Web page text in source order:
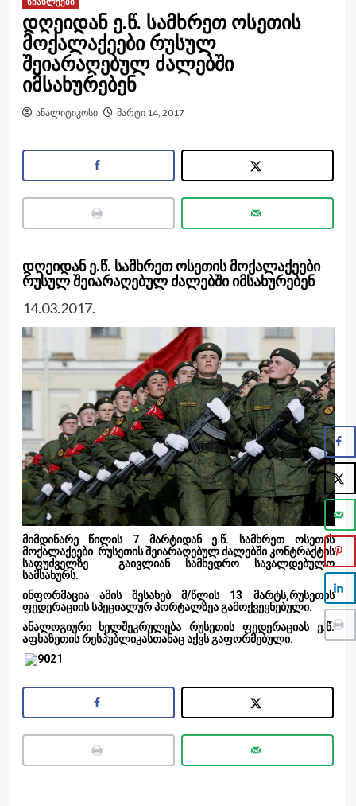
დღეიდან ე.წ. სამხრეთ ოსეთის
მოქალაქეები რუსულ
შეიარაღებულ ძალებში
იმსახურებენ
ანალიტიკოსი მარტი 14, 2017
დღეიდან ე.წ. სამხრეთ ოსეთის მოქალაქეები
რუსულ შეიარაღებულ ძალებში იმსახურებენ
14.03.2017.
მიმდინარე წილის 7 მარტიდან ე.წ. სამხრეთ ოსეთის
მოქალაქეები რუსეთის შეიარაღებულ ძალებში კონტრაქტის
საფუძველზე გაივლიან სამხედრო სავალდებულო
სამსახურს.
ინფორმაცია ამის შესახებ მ/წლის 13 მარტს,რუსეთის
ფედერაციის სპეციალურ პორტალზეა გამოქვეყნებული.
ანალოგიური ხელშეკრულება რუსეთის ფედერაციას ე.წ.
აფხაზეთის რესპუბლიკასთანაც აქვს გაფორმებული.